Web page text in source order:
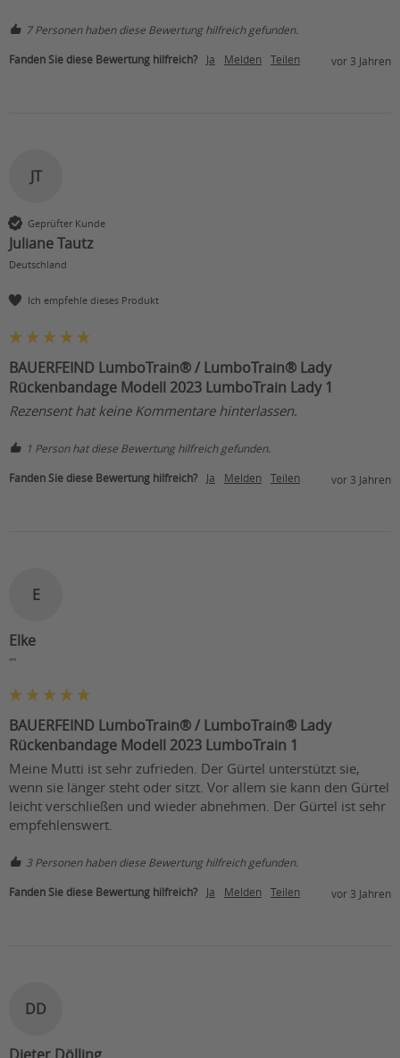
7 Personen haben diese Bewertung hilfreich gefunden.
Fanden Sie diese Bewertung hilfreich? Ja Melden Teilen vor 3 Jahren
JT
Geprüfter Kunde
Juliane Tautz
Deutschland
Ich empfehle dieses Produkt
BAUERFEIND LumboTrain® / LumboTrain® Lady
Rückenbandage Modell 2023 LumboTrain Lady 1
Rezensent hat keine Kommentare hinterlassen.
1 Person hat diese Bewertung hilfreich gefunden.
Fanden Sie diese Bewertung hilfreich? Ja Melden Teilen vor 3 Jahren
E
Elke
""
BAUERFEIND LumboTrain® / LumboTrain® Lady
Rückenbandage Modell 2023 LumboTrain 1
Meine Mutti ist sehr zufrieden. Der Gürtel unterstützt sie,
wenn sie länger steht oder sitzt. Vor allem sie kann den Gürtel
leicht verschließen und wieder abnehmen. Der Gürtel ist sehr
empfehlenswert.
3 Personen haben diese Bewertung hilfreich gefunden.
Fanden Sie diese Bewertung hilfreich? Ja Melden Teilen vor 3 Jahren
DD